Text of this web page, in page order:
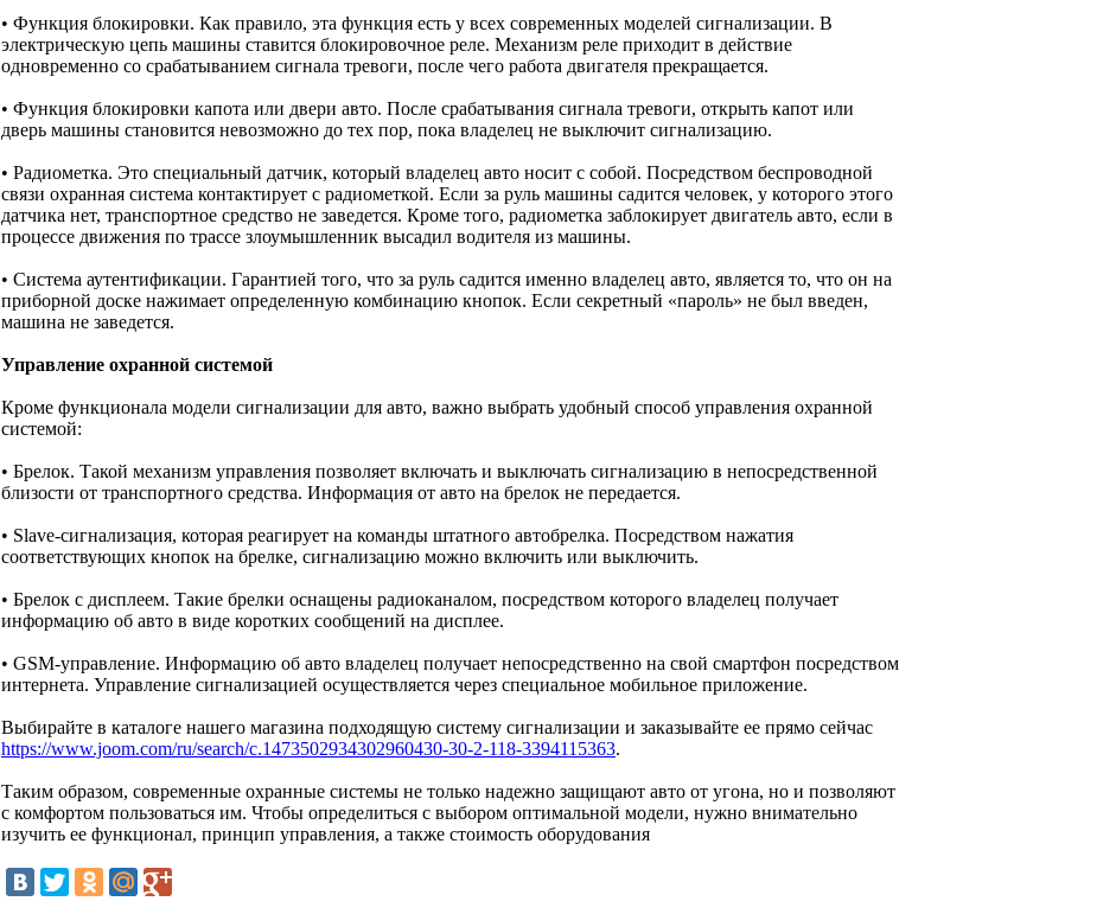
• Функция блокировки. Как правило, эта функция есть у всех современных моделей сигнализации. В
электрическую цепь машины ставится блокировочное реле. Механизм реле приходит в действие
одновременно со срабатыванием сигнала тревоги, после чего работа двигателя прекращается.
• Функция блокировки капота или двери авто. После срабатывания сигнала тревоги, открыть капот или
дверь машины становится невозможно до тех пор, пока владелец не выключит сигнализацию.
• Радиометка. Это специальный датчик, который владелец авто носит с собой. Посредством беспроводной
связи охранная система контактирует с радиометкой. Если за руль машины садится человек, у которого этого
датчика нет, транспортное средство не заведется. Кроме того, радиометка заблокирует двигатель авто, если в
процессе движения по трассе злоумышленник высадил водителя из машины.
• Система аутентификации. Гарантией того, что за руль садится именно владелец авто, является то, что он на
приборной доске нажимает определенную комбинацию кнопок. Если секретный «пароль» не был введен,
машина не заведется.
Управление охранной системой
Кроме функционала модели сигнализации для авто, важно выбрать удобный способ управления охранной
системой:
• Брелок. Такой механизм управления позволяет включать и выключать сигнализацию в непосредственной
близости от транспортного средства. Информация от авто на брелок не передается.
• Slave-сигнализация, которая реагирует на команды штатного автобрелка. Посредством нажатия
соответствующих кнопок на брелке, сигнализацию можно включить или выключить.
• Брелок с дисплеем. Такие брелки оснащены радиоканалом, посредством которого владелец получает
информацию об авто в виде коротких сообщений на дисплее.
• GSM-управление. Информацию об авто владелец получает непосредственно на свой смартфон посредством
интернета. Управление сигнализацией осуществляется через специальное мобильное приложение.
Выбирайте в каталоге нашего магазина подходящую систему сигнализации и заказывайте ее прямо сейчас
https://www.joom.com/ru/search/c.1473502934302960430-30-2-118-3394115363.
Таким образом, современные охранные системы не только надежно защищают авто от угона, но и позволяют
с комфортом пользоваться им. Чтобы определиться с выбором оптимальной модели, нужно внимательно
изучить ее функционал, принцип управления, а также стоимость оборудования